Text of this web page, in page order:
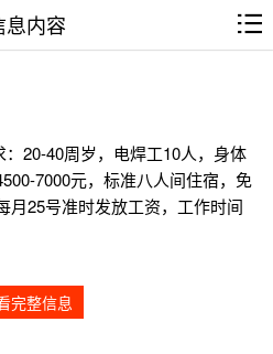
息内容
20-40周岁，电焊工10人，身体
7000元，标准八人间住宿，免
月25号准时发放工资，工作时间
完整信息